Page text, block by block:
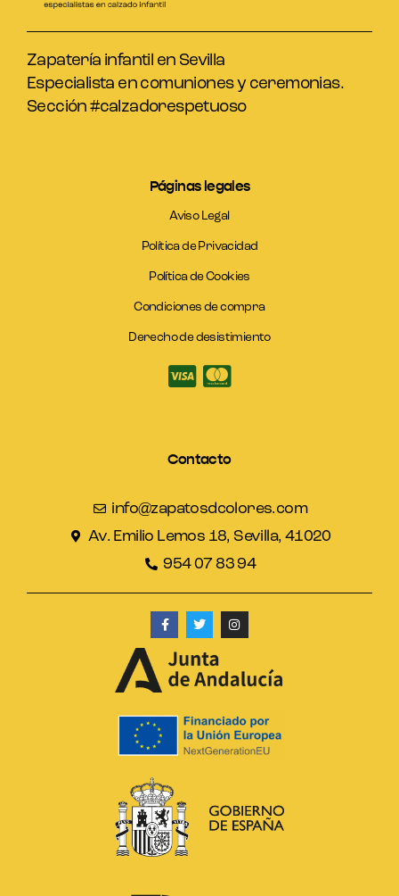
Zapatería infantil en Sevilla
Especialista en comuniones y ceremonias.
Sección #calzadorespetuoso
Páginas legales
Aviso Legal
Política de Privacidad
Política de Cookies
Condiciones de compra
Derecho de desistimiento
Contacto
info@zapatosdcolores.com
Av. Emilio Lemos 18, Sevilla, 41020
954 07 83 94